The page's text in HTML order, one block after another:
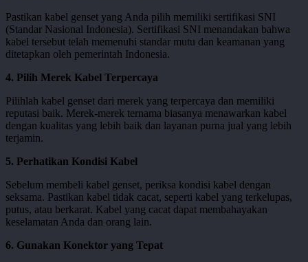
Pastikan kabel genset yang Anda pilih memiliki sertifikasi SNI
(Standar Nasional Indonesia). Sertifikasi SNI menandakan bahwa
kabel tersebut telah memenuhi standar mutu dan keamanan yang
ditetapkan oleh pemerintah Indonesia.
4. Pilih Merek Kabel Terpercaya
Pilihlah kabel genset dari merek yang terpercaya dan memiliki
reputasi baik. Merek-merek ternama biasanya menawarkan kabel
dengan kualitas yang lebih baik dan layanan purna jual yang lebih
terjamin.
5. Perhatikan Kondisi Kabel
Sebelum membeli kabel genset, periksa kondisi kabel dengan
seksama. Pastikan kabel tidak cacat, seperti kabel yang terkelupas,
putus, atau berkarat. Kabel yang cacat dapat membahayakan
keselamatan Anda dan orang lain.
6. Gunakan Konektor yang Tepat